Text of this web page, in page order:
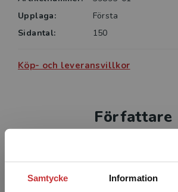
Samtycke Information
Upplaga:
Första
Sidantal:
150
Köp- och leveransvillkor
Författare